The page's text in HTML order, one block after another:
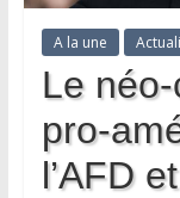
A la une
Le
pro-
l’AFD